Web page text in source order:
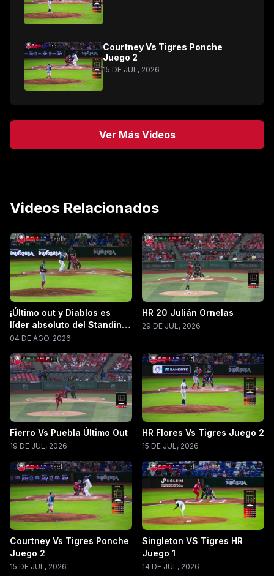
Courtney Vs Tigres Ponche
Juego 2
15 DE JUL, 2026
Ver Más Videos
Videos Relacionados
¡Último out y Diablos es
líder absoluto del Standing
LMB 2026!
04 DE AGO, 2026
HR 20 Julián Ornelas
29 DE JUL, 2026
Fierro Vs Puebla Último Out
19 DE JUL, 2026
HR Flores Vs Tigres Juego 2
15 DE JUL, 2026
Courtney Vs Tigres Ponche
Juego 2
15 DE JUL, 2026
Singleton VS Tigres HR
Juego 1
14 DE JUL, 2026